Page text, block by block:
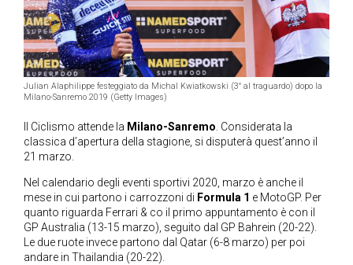
Julian Alaphilippe festeggiato da Michal Kwiatkowski (3° al traguardo) dopo la
Milano-Sanremo 2019 (Getty Images)
Il Ciclismo attende la Milano-Sanremo . Considerata la
classica d’apertura della stagione, si disputerà quest’anno il
21 marzo.
Nel calendario degli eventi sportivi 2020, marzo è anche il
mese in cui partono i carrozzoni di Formula 1 e MotoGP. Per
quanto riguarda Ferrari & co il primo appuntamento è con il
GP Australia (13-15 marzo), seguito dal GP Bahrein (20-22).
Le due ruote invece partono dal Qatar (6-8 marzo) per poi
andare in Thailandia (20-22).